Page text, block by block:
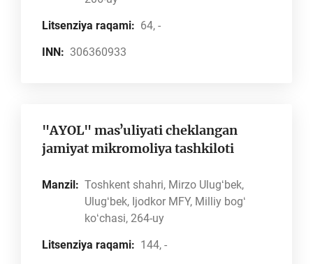
Litsenziya raqami: 64, -
INN: 306360933
"AYOL" masʼuliyati cheklangan
jamiyat mikromoliya tashkiloti
Manzil: Toshkent shahri, Mirzo Ulugʻbek,
Ulugʻbek, Ijodkor MFY, Milliy bogʻ
koʻchasi, 264-uy
Litsenziya raqami: 144, -